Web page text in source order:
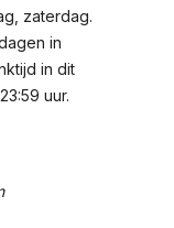
zaterdag.
in
in dit
uur.